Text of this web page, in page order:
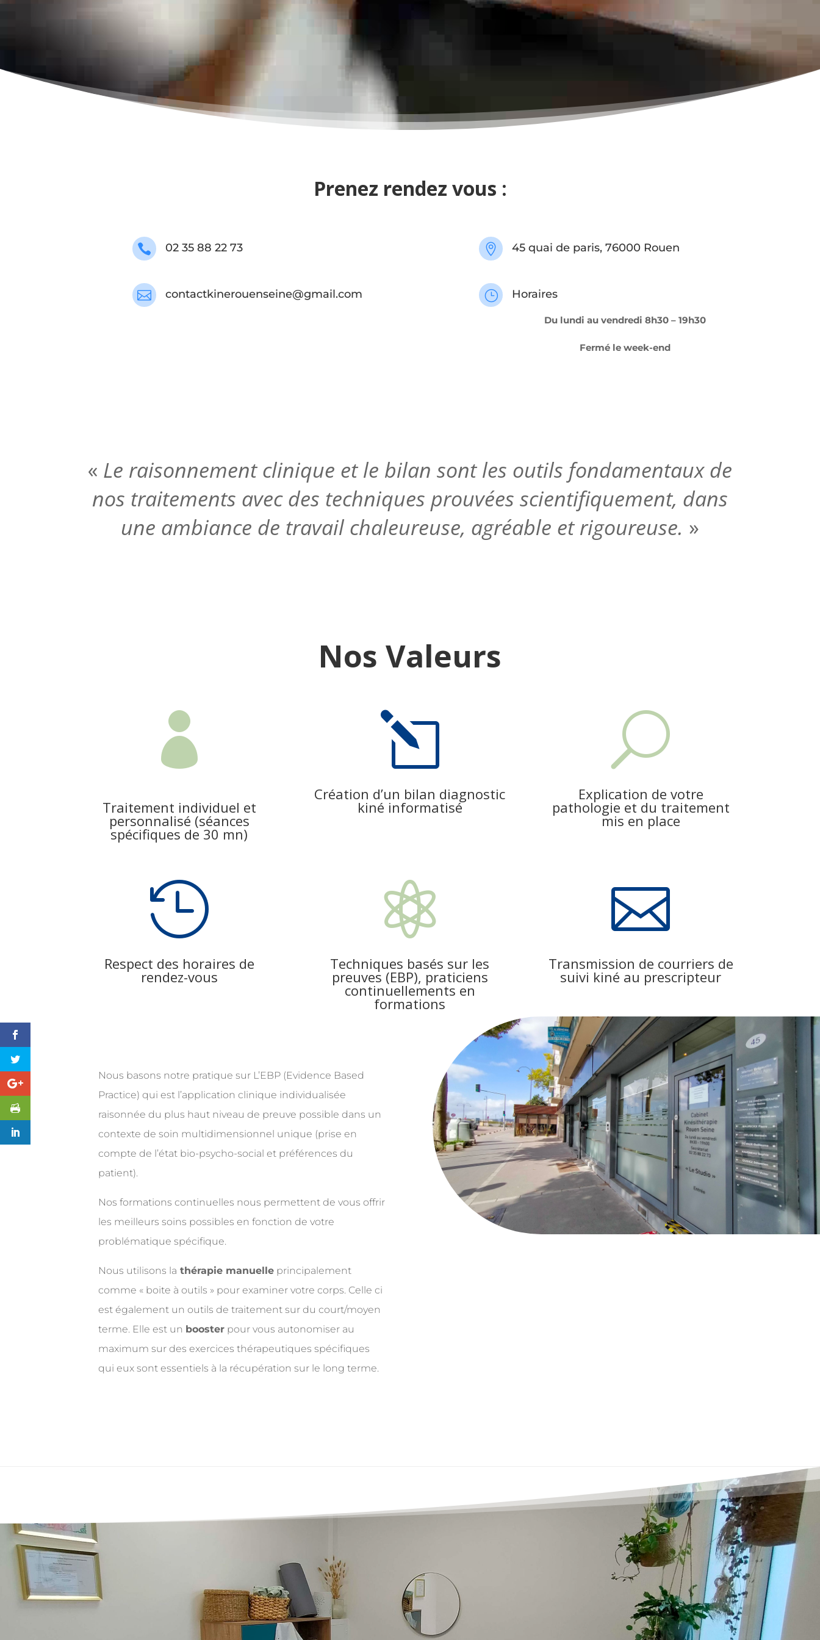
Prenez rendez vous :
 02 35 88 22 73
 contactkinerouenseine@gmail.com
 45 quai de paris, 76000 Rouen
} Horaires
Du lundi au vendredi 8h30 – 19h30
Fermé le week-end
« Le raisonnement clinique et le bilan sont les outils fondamentaux de
nos traitements avec des techniques prouvées scientifiquement, dans
une ambiance de travail chaleureuse, agréable et rigoureuse. »
Nos Valeurs

Traitement individuel et
personnalisé (séances
spécifiques de 30 mn)
l
Création d’un bilan diagnostic
kiné informatisé
U
Explication de votre
pathologie et du traitement
mis en place

Respect des horaires de
rendez-vous

Techniques basés sur les
preuves (EBP), praticiens
continuellements en
formations

Transmission de courriers de
suivi kiné au prescripteur
Nous basons notre pratique sur L’EBP (Evidence Based
Practice) qui est l’application clinique individualisée
raisonnée du plus haut niveau de preuve possible dans un
contexte de soin multidimensionnel unique (prise en
compte de l’état bio-psycho-social et préférences du
patient).
Nos formations continuelles nous permettent de vous offrir
les meilleurs soins possibles en fonction de votre
problématique spécifique.
Nous utilisons la thérapie manuelle principalement
comme « boite à outils » pour examiner votre corps. Celle ci
est également un outils de traitement sur du court/moyen
terme. Elle est un booster pour vous autonomiser au
maximum sur des exercices thérapeutiques spécifiques
qui eux sont essentiels à la récupération sur le long terme.